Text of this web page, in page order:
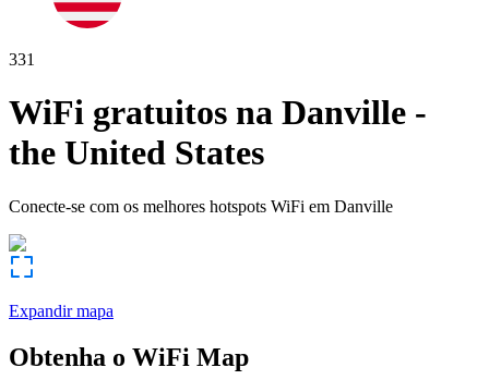
331
WiFi gratuitos na Danville -
the United States
Conecte-se com os melhores hotspots WiFi em Danville
Expandir mapa
Obtenha o WiFi Map